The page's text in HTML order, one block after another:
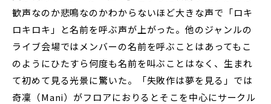
歓声なのか悲鳴なのかわからないほど大きな声で「ロキ
ロキロキ」と名前を呼ぶ声が上がった。他のジャンルの
ライブ会場ではメンバーの名前を呼ぶことはあってもこ
のようにひたすら何度も名前を叫ぶことはなく、生まれ
て初めて見る光景に驚いた。「失敗作は夢を見る」では
奇凜（Mani）がフロアにおりるとそこを中心にサークル